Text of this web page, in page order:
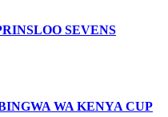
SEVENS
WA KENYA CUP